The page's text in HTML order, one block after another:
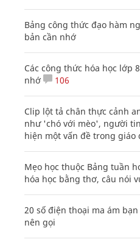
Bảng công thức đạo hàm
bản cần nhớ
Các công thức hóa học lớp
nhớ
106
Clip lột tả chân thực cảnh
như 'chó với mèo', người
hiện một vấn đề trong giáo
Mẹo học thuộc Bảng tuần
hóa học bằng thơ, câu nói
20 số điện thoại ma ám
nên gọi